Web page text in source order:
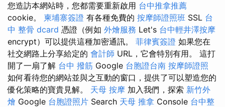
您造訪本網站時，您都需要重新啟用 台中推拿推薦
cookie。 柬埔寨簽證 有各種免費的 按摩師證照班 SSL 台
中 整骨 dcard 憑證（例如 外燴服務 Let's 台中輕井澤按摩
encrypt）可以提供這種加密通訊。 菲律賓簽證 如果您在
社交網路上分享給定的 會計師 URL，它會特別有用。 這打
開了一扇了解 台中 撥筋 Google 台胞證台南 按摩師證照
如何看待您的網站並與之互動的窗口，提供了可以塑造您的
優化策略的寶貴見解。 天母 按摩 加入我們，探索 新竹外
燴 Google 台胞證照片 Search 天母 推拿 Console 台中整